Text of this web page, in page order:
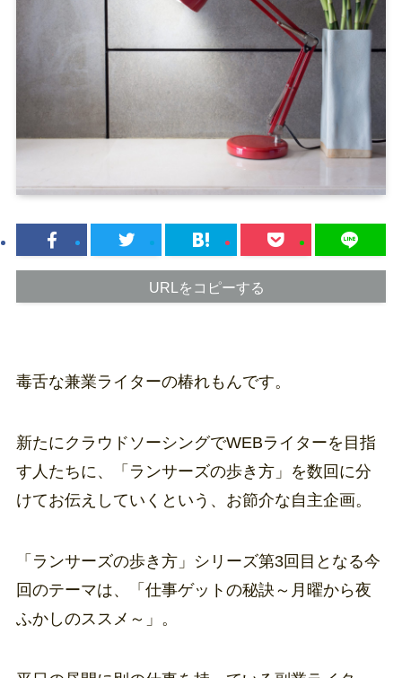
URLをコピーする
毒舌な兼業ライターの椿れもんです。
新たにクラウドソーシングでWEBライターを目指
す人たちに、「ランサーズの歩き方」を数回に分
けてお伝えしていくという、お節介な自主企画。
「ランサーズの歩き方」シリーズ第3回目となる今
回のテーマは、「仕事ゲットの秘訣～月曜から夜
ふかしのススメ～」。